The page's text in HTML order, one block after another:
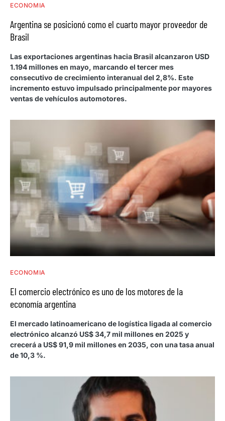
ECONOMIA
Argentina se posicionó como el cuarto mayor proveedor de
Brasil
Las exportaciones argentinas hacia Brasil alcanzaron USD
1.194 millones en mayo, marcando el tercer mes
consecutivo de crecimiento interanual del 2,8%. Este
incremento estuvo impulsado principalmente por mayores
ventas de vehículos automotores.
ECONOMIA
El comercio electrónico es uno de los motores de la
economía argentina
El mercado latinoamericano de logística ligada al comercio
electrónico alcanzó US$ 34,7 mil millones en 2025 y
crecerá a US$ 91,9 mil millones en 2035, con una tasa anual
de 10,3 %.